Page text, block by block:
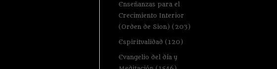
Enseñanzas para el
Crecimiento Interior
(Orden de Sion) (203)
Espiritualidad (120)
Evangelio del día y